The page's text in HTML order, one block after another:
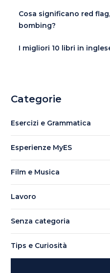
Cosa significano red
bombing?
I migliori 10 libri in
Categorie
Esercizi e Grammatica
Esperienze MyES
Film e Musica
Lavoro
Senza categoria
Tips e Curiosità